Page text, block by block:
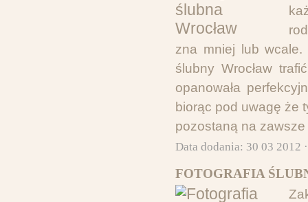
zna mniej lub
ślubny Wrocław
opanowała
biorąc pod uwagę że
pozostaną na
Data dodania: 30 03 2012
FOTOGRAFIA